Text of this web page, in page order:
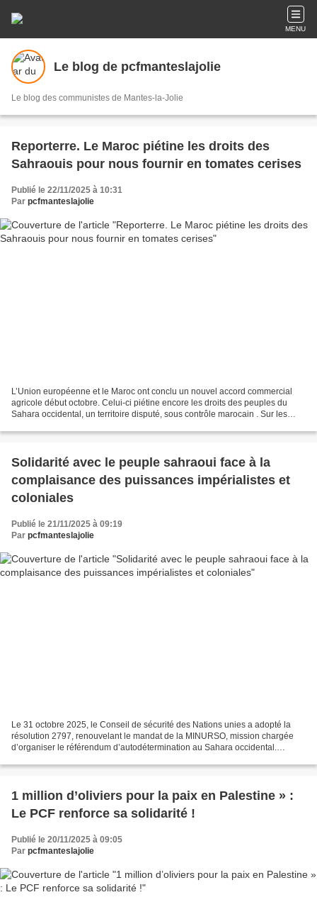
MENU
Le blog de pcfmanteslajolie
Le blog des communistes de Mantes-la-Jolie
Reporterre. Le Maroc piétine les droits des
Sahraouis pour nous fournir en tomates cerises
Publié le 22/11/2025 à 10:31
Par pcfmanteslajolie
L’Union européenne et le Maroc ont conclu un nouvel accord commercial
agricole début octobre. Celui-ci piétine encore les droits des peuples du
Sahara occidental, un territoire disputé, sous contrôle marocain . Sur les
Solidarité avec le peuple sahraoui face à la
complaisance des puissances impérialistes et
coloniales
Publié le 21/11/2025 à 09:19
Par pcfmanteslajolie
Le 31 octobre 2025, le Conseil de sécurité des Nations unies a adopté la
résolution 2797, renouvelant le mandat de la MINURSO, mission chargée
d’organiser le référendum d’autodétermination au Sahara occidental.
1 million d’oliviers pour la paix en Palestine » :
Le PCF renforce sa solidarité !
Publié le 20/11/2025 à 09:05
Par pcfmanteslajolie